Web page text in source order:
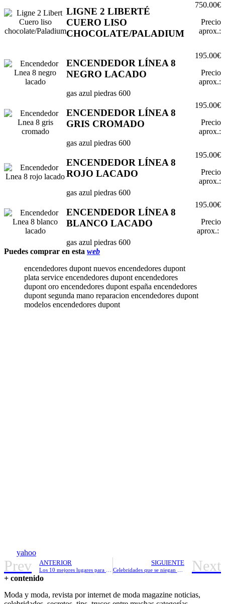
LIGNE 2 LIBERTÉ
CUERO LISO
CHOCOLATE/PALADIUM
750.00€
Precio
aprox.:
ENCENDEDOR LÍNEA 8
NEGRO LACADO
gas azul piedras 600
195.00€
Precio
aprox.:
ENCENDEDOR LÍNEA 8
GRIS CROMADO
gas azul piedras 600
195.00€
Precio
aprox.:
ENCENDEDOR LÍNEA 8
ROJO LACADO
gas azul piedras 600
195.00€
Precio
aprox.:
ENCENDEDOR LÍNEA 8
BLANCO LACADO
gas azul piedras 600
195.00€
Precio
aprox.:
Puedes comprar en esta web
encendedores dupont nuevos encendedores dupont
plata service encendedores dupont encendedores
dupont oro encendedores dupont españa encendedores
dupont segunda mano reparacion encendedores dupont
modelos encendedores dupont
yahoo
Prev ANTERIOR SIGUIENTE Next
+ contenido
Moda y moda, revista por internet de moda magazine noticias,